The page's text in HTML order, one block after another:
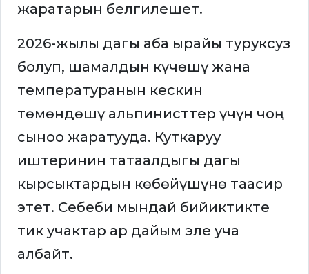
жаратарын белгилешет.
2026-жылы дагы аба ырайы туруксуз
болуп, шамалдын күчөшү жана
температуранын кескин
төмөндөшү альпинисттер үчүн чоң
сыноо жаратууда. Куткаруу
иштеринин татаалдыгы дагы
кырсыктардын көбөйүшүнө таасир
этет. Себеби мындай бийиктикте
тик учактар ар дайым эле уча
албайт.